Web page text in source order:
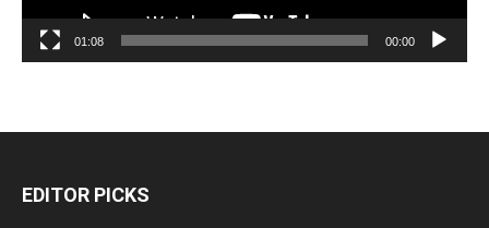
00:00
01:08
EDITOR PICKS